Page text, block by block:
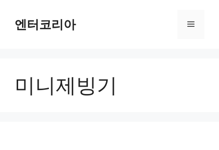
엔터코리아 메
미니제빙기